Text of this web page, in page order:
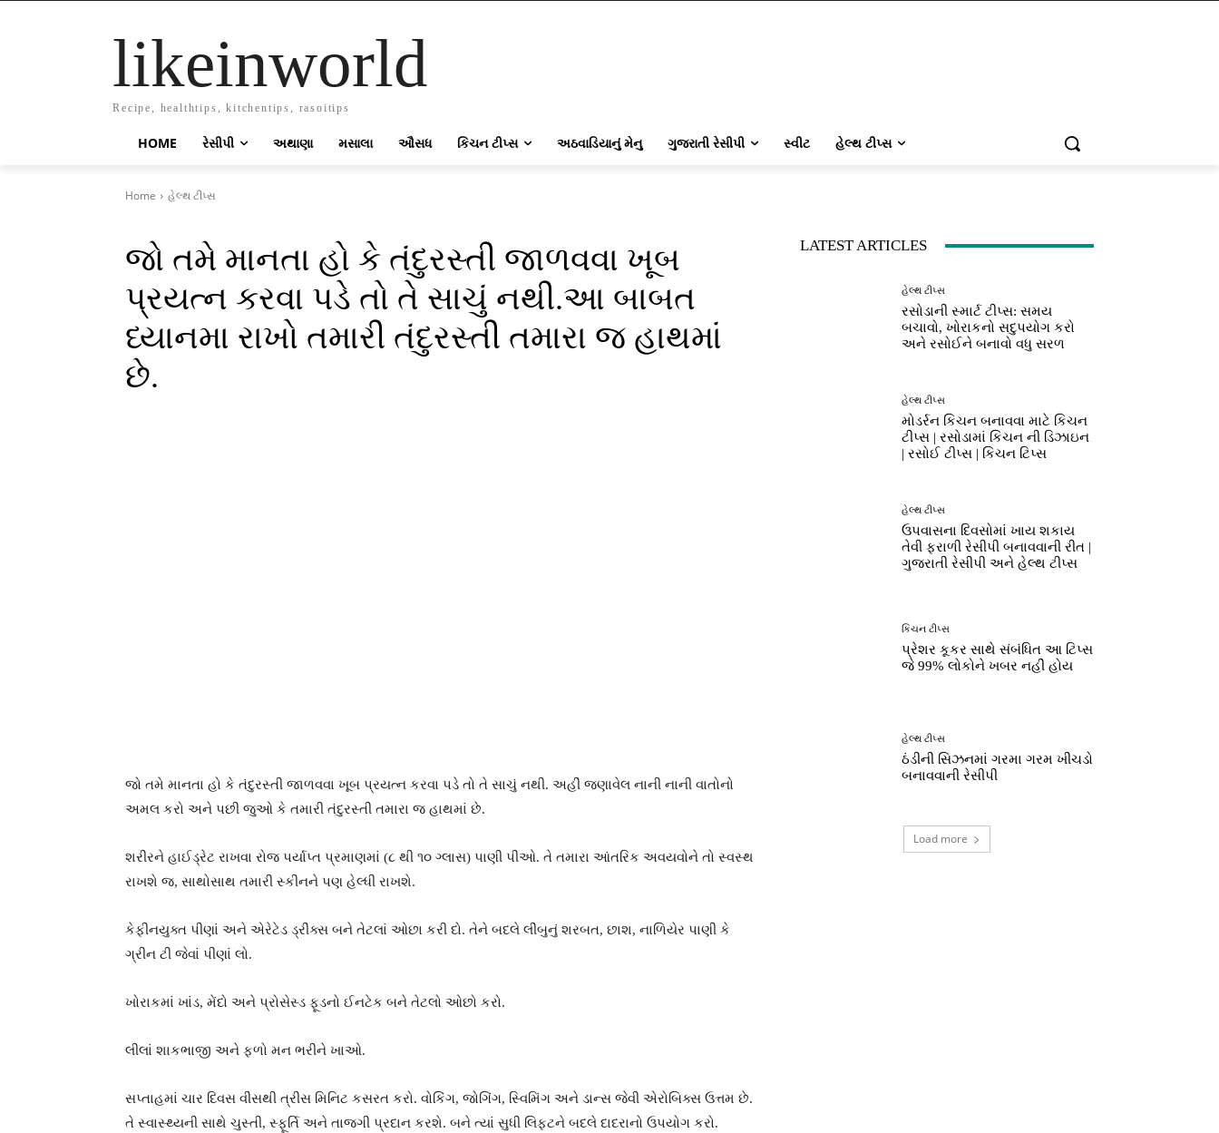
likeinworld
Recipe, healthtips, kitchentips, rasoitips
HOME રેસીપી અથાણા મસાલા ઔસધ કિચન ટીપ્સ અઠવાડિયાનું મેનુ ગુજરાતી રેસીપી સ્વીટ હેલ્થ ટીપ્સ
Home હેલ્થ ટીપ્સ
જો તમે માનતા હો કે તંદુરસ્તી જાળવવા ખૂબ
પ્રયત્ન કરવા પડે તો તે સાચું નથી.આ બાબત
ધ્યાનમા રાખો તમારી તંદુરસ્તી તમારા જ હાથમાં
છે.
જો તમે માનતા હો કે તંદુરસ્તી જાળવવા ખૂબ પ્રયત્ન કરવા પડે તો તે સાચું નથી. અહીં જણાવેલ નાની નાની વાતોનો
અમલ કરો અને પછી જુઓ કે તમારી તંદુરસ્તી તમારા જ હાથમાં છે.
શરીરને હાઈડ્રેટ રાખવા રોજ પર્યાપ્ત પ્રમાણમાં (૮ થી ૧૦ ગ્લાસ) પાણી પીઓ. તે તમારા આંતરિક અવયવોને તો સ્વસ્થ
રાખશે જ, સાથોસાથ તમારી સ્કીનને પણ હેલ્ધી રાખશે.
કેફીનયુક્ત પીણાં અને એરેટેડ ડ્રીંક્સ બને તેટલાં ઓછા કરી દો. તેને બદલે લીંબુનું શરબત, છાશ, નાળિયેર પાણી કે
ગ્રીન ટી જેવાં પીણાં લો.
ખોરાકમાં ખાંડ, મેંદો અને પ્રોસેસ્ડ ફૂડનો ઈનટેક બને તેટલો ઓછો કરો.
લીલાં શાકભાજી અને ફળો મન ભરીને ખાઓ.
સપ્તાહમાં ચાર દિવસ વીસથી ત્રીસ મિનિટ કસરત કરો. વોકિંગ, જોગિંગ, સ્વિમિંગ અને ડાન્સ જેવી એરોબિક્સ ઉત્તમ છે.
તે સ્વાસ્થ્યની સાથે ચુસ્તી, સ્ફૂર્તિ અને તાજગી પ્રદાન કરશે. બને ત્યાં સુધી લિફ્ટને બદલે દાદરાનો ઉપયોગ કરો.
LATEST ARTICLES
હેલ્થ ટીપ્સ
રસોડાની સ્માર્ટ ટીપ્સ: સમય
બચાવો, ખોરાકનો સદુપયોગ કરો
અને રસોઈને બનાવો વધુ સરળ
હેલ્થ ટીપ્સ
મોડર્રન કિચન બનાવવા માટે કિચન
ટીપ્સ | રસોડામાં કિચન ની ડિઝાઇન
| રસોઈ ટીપ્સ | કિચન ટિપ્સ
હેલ્થ ટીપ્સ
ઉપવાસના દિવસોમાં ખાય શકાય
તેવી ફરાળી રેસીપી બનાવવાની રીત |
ગુજરાતી રેસીપી અને હેલ્થ ટીપ્સ
કિચન ટીપ્સ
પ્રેશર કૂકર સાથે સંબંધિત આ ટિપ્સ
જે 99% લોકોને ખબર નહીં હોય
હેલ્થ ટીપ્સ
ઠંડીની સિઝનમાં ગરમા ગરમ ખીચડો
બનાવવાની રેસીપી
Load more